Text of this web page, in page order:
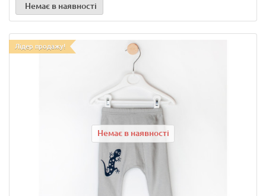
Немає в наявності
Лідер продажу!
Немає в наявності